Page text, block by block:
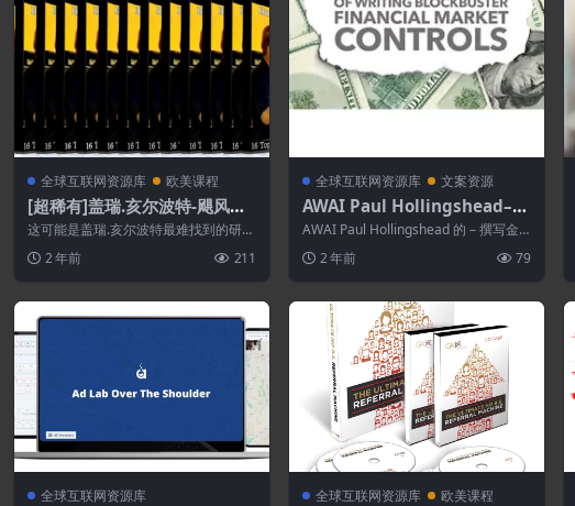
全球互联网资源库 欧美课程
[超稀有]盖瑞.亥尔波特-飓风文
案和营销研讨会[视频和解说词]
-全英文版]
这可能是盖瑞.亥尔波特最难找到的研讨
本，但实...
2 年前 211
全球互联网资源库 文案资源
AWAI Paul Hollingshead–撰
写金融市场控制巨著的秘密
AWAI Paul Hollingshead 的 – 撰写金
2 年前 79
全球互联网资源库 全球互联网资源库 欧美课程